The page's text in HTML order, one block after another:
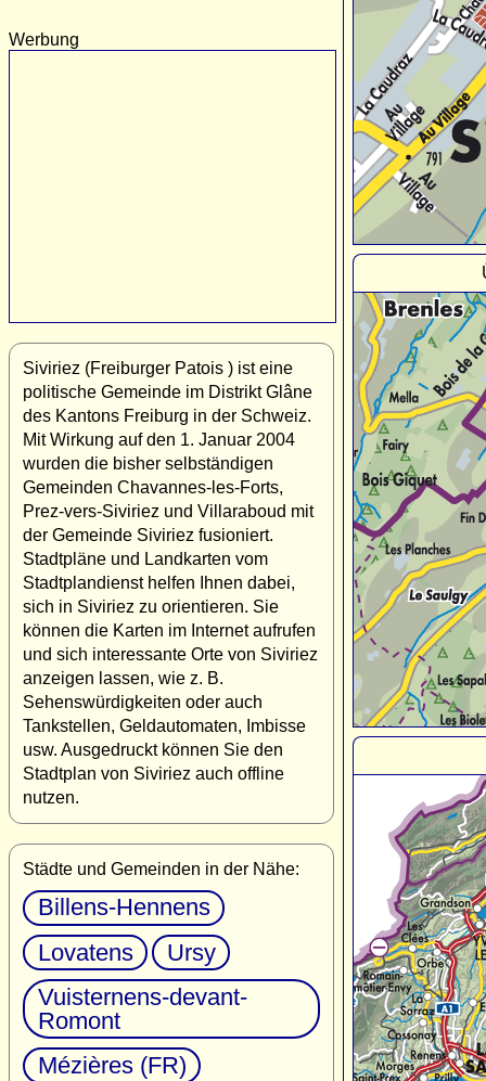
Werbung
Siviriez (Freiburger Patois ) ist eine
politische Gemeinde im Distrikt Glâne
des Kantons Freiburg in der Schweiz.
Mit Wirkung auf den 1. Januar 2004
wurden die bisher selbständigen
Gemeinden Chavannes-les-Forts,
Prez-vers-Siviriez und Villaraboud mit
der Gemeinde Siviriez fusioniert.
Stadtpläne und Landkarten vom
Stadtplandienst helfen Ihnen dabei,
sich in Siviriez zu orientieren. Sie
können die Karten im Internet aufrufen
und sich interessante Orte von Siviriez
anzeigen lassen, wie z. B.
Sehenswürdigkeiten oder auch
Tankstellen, Geldautomaten, Imbisse
usw. Ausgedruckt können Sie den
Stadtplan von Siviriez auch offline
nutzen.
Städte und Gemeinden in der Nähe:
Billens-Hennens
Lovatens
Ursy
Vuisternens-devant-
Romont
Mézières (FR)